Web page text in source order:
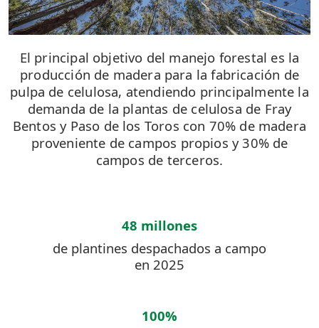
El principal objetivo del manejo forestal es la
producción de madera para la fabricación de
pulpa de celulosa, atendiendo principalmente la
demanda de la plantas de celulosa de Fray
Bentos y Paso de los Toros con 70% de madera
proveniente de campos propios y 30% de
campos de terceros.
48 millones
de plantines despachados a campo
en 2025
100%